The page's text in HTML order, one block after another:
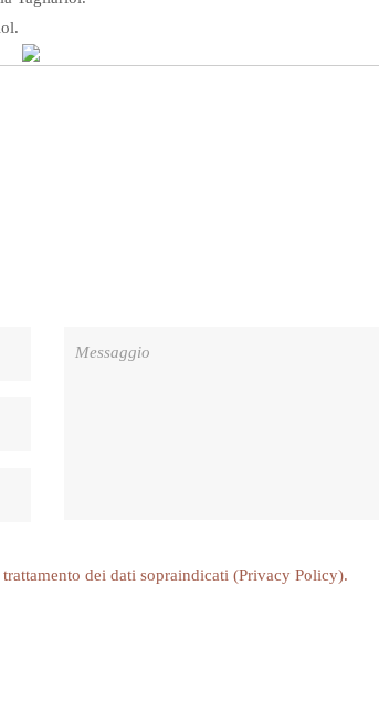
dei dati sopraindicati (Privacy Policy).